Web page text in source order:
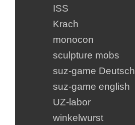
ISS
Krach
monocon
sculpture mobs
suz-game Deutsch
suz-game english
UZ-labor
winkelwurst